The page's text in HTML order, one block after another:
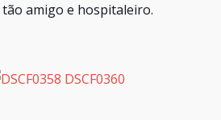
amigo e hospitaleiro.
DSCF0360